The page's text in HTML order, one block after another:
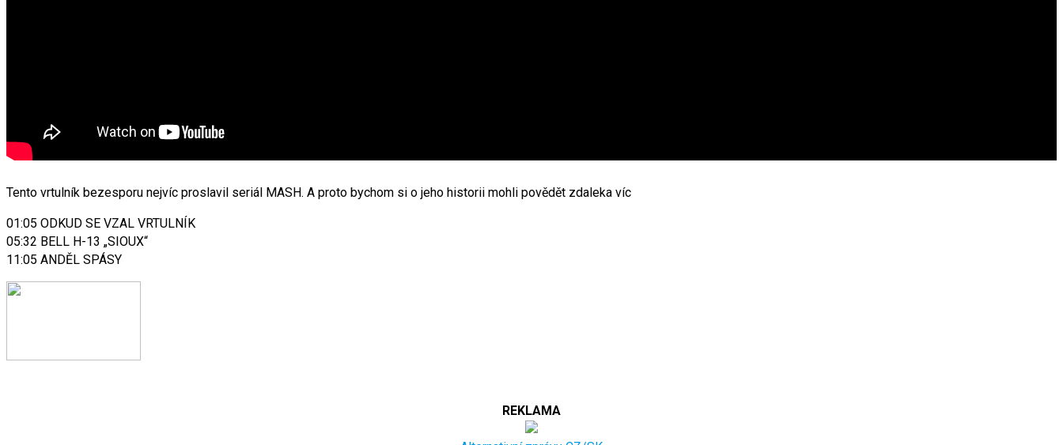
Tento vrtulník bezesporu nejvíc proslavil seriál MASH. A proto bychom si o jeho historii mohli povědět zdaleka víc
01:05 ODKUD SE VZAL VRTULNÍK
05:32 BELL H-13 „SIOUX“
11:05 ANDĚL SPÁSY
REKLAMA